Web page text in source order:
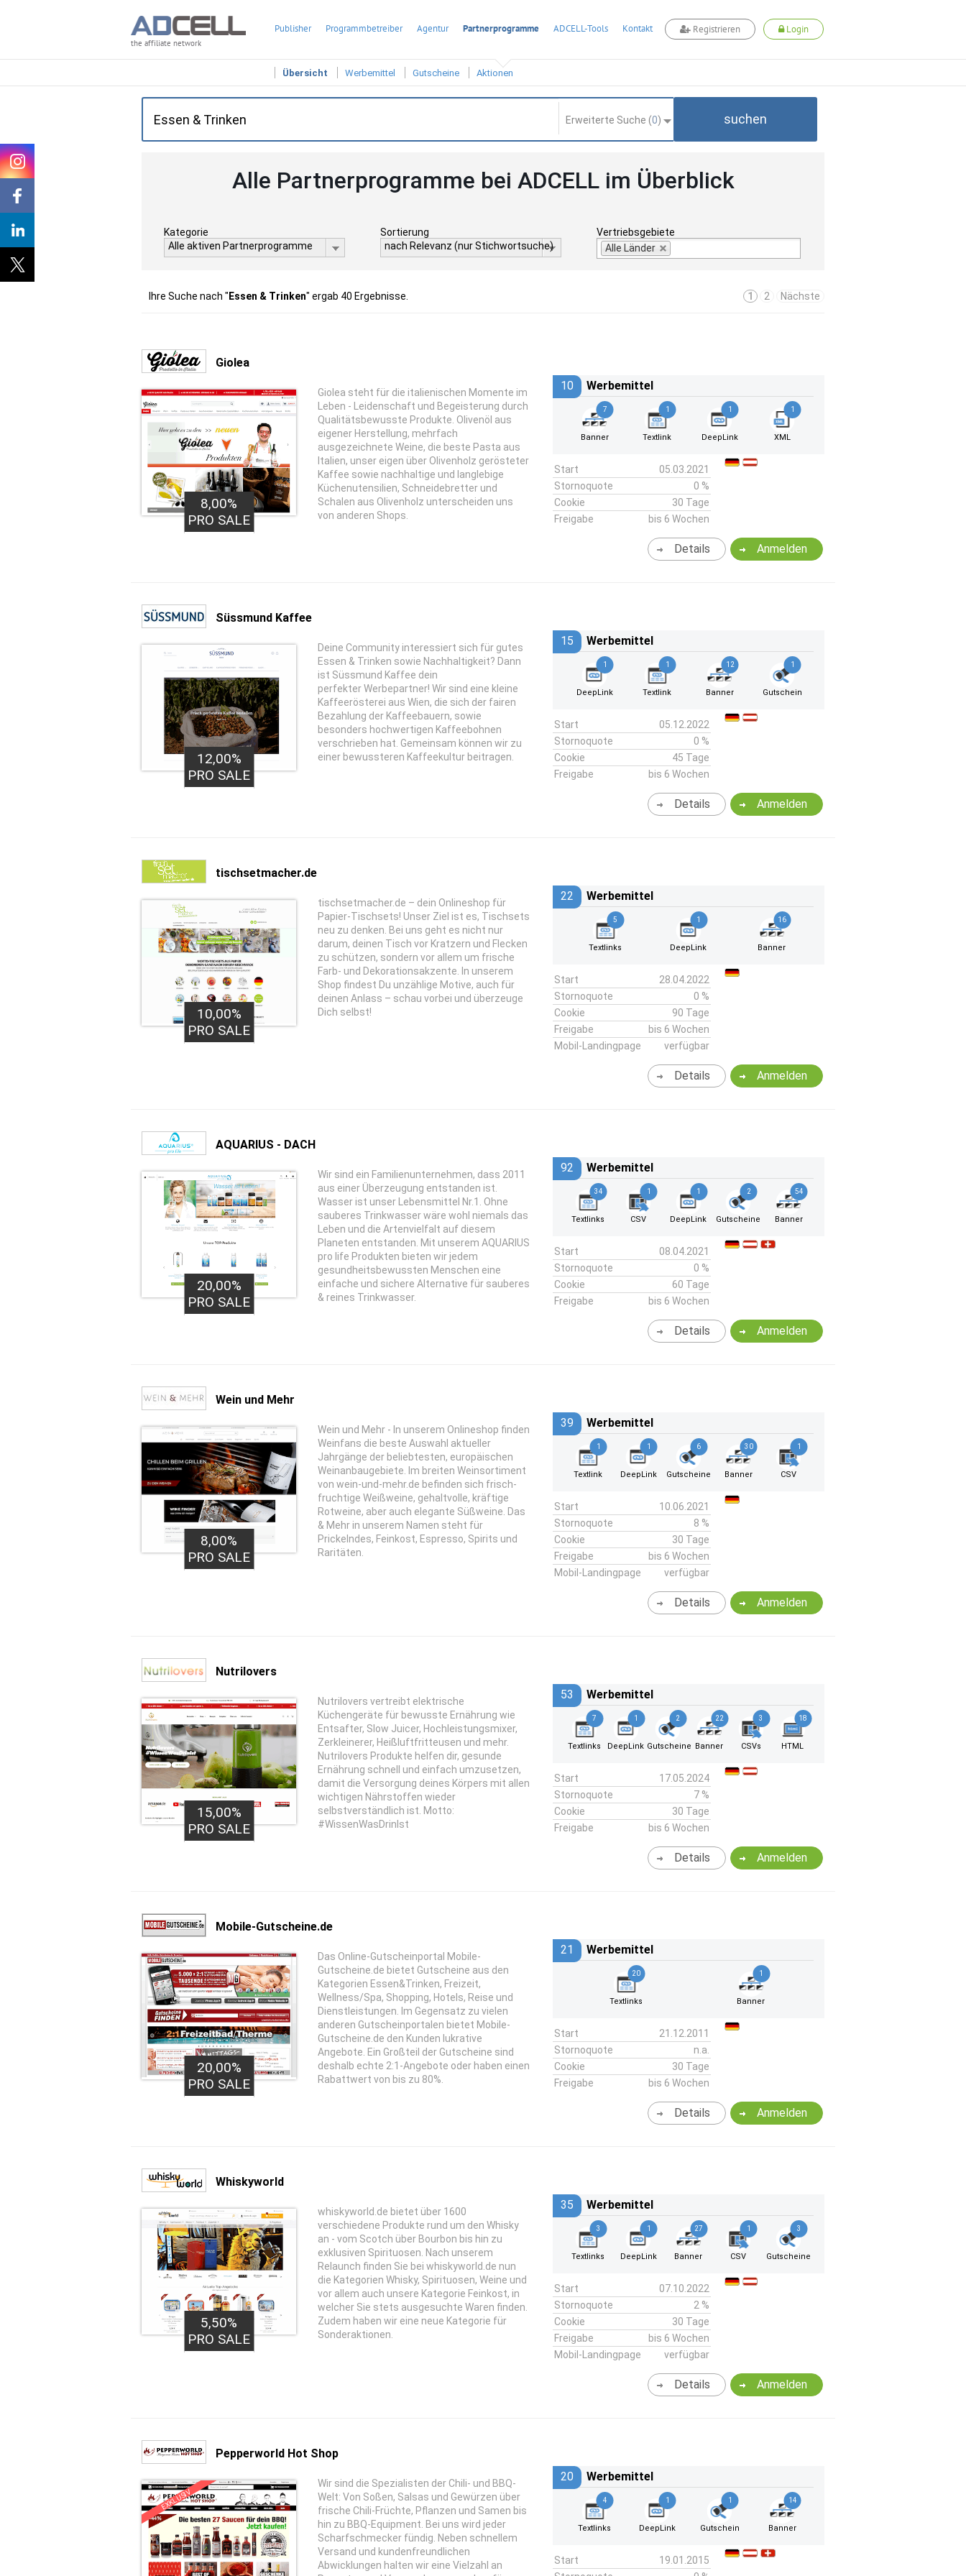
the affiliate network
Publisher Programmbetreiber Agentur Partnerprogramme ADCELL-Tools Kontakt Registrieren Login
Übersicht Werbemittel Gutscheine Aktionen
Erweiterte Suche (0) suchen
Alle Partnerprogramme bei ADCELL im Überblick
Kategorie
Alle aktiven Partnerprogramme
Sortierung
nach Relevanz (nur Stichwortsuche)
Vertriebsgebiete
Alle Länder
Ihre Suche nach " Essen & Trinken" ergab 40 Ergebnisse. 1 2 Nächste
Giolea
8,00%
PRO SALE
Giolea steht für die italienischen Momente im
Leben - Leidenschaft und Begeisterung durch
Qualitätsbewusste Produkte. Olivenöl aus
eigener Herstellung, mehrfach
ausgezeichnete Weine, die beste Pasta aus
Italien, unser eigen über Olivenholz gerösteter
Kaffee sowie nachhaltige und langlebige
Küchenutensilien, Schneidebretter und
Schalen aus Olivenholz unterscheiden uns
von anderen Shops.
10 Werbemittel
7
Banner
1
Textlink
1
DeepLink
1
XML
Start
05.03.2021
Stornoquote
0 %
Cookie
30 Tage
Freigabe
bis 6 Wochen
Anmelden
Details
Süssmund Kaffee
12,00%
PRO SALE
Deine Community interessiert sich für gutes
Essen & Trinken sowie Nachhaltigkeit? Dann
ist Süssmund Kaffee dein
perfekter Werbepartner! Wir sind eine kleine
Kaffeerösterei aus Wien, die sich der fairen
Bezahlung der Kaffeebauern, sowie
besonders hochwertigen Kaffeebohnen
verschrieben hat. Gemeinsam können wir zu
einer bewussteren Kaffeekultur beitragen.
15 Werbemittel
1
DeepLink
1
Textlink
12
Banner
1
Gutschein
Start
05.12.2022
Stornoquote
0 %
Cookie
45 Tage
Freigabe
bis 6 Wochen
Anmelden
Details
tischsetmacher.de
10,00%
PRO SALE
tischsetmacher.de – dein Onlineshop für
Papier-Tischsets! Unser Ziel ist es, Tischsets
neu zu denken. Bei uns geht es nicht nur
darum, deinen Tisch vor Kratzern und Flecken
zu schützen, sondern vor allem um frische
Farb- und Dekorationsakzente. In unserem
Shop findest Du unzählige Motive, auch für
deinen Anlass – schau vorbei und überzeuge
Dich selbst!
22 Werbemittel
5
Textlinks
1
DeepLink
16
Banner
Start
28.04.2022
Stornoquote
0 %
Cookie
90 Tage
Freigabe
bis 6 Wochen
Mobil-Landingpage
verfügbar
Anmelden
Details
AQUARIUS - DACH
20,00%
PRO SALE
Wir sind ein Familienunternehmen, dass 2011
aus einer Überzeugung entstanden ist.
Wasser ist unser Lebensmittel Nr.1. Ohne
sauberes Trinkwasser wäre wohl niemals das
Leben und die Artenvielfalt auf diesem
Planeten entstanden. Mit unserem AQUARIUS
pro life Produkten bieten wir jedem
gesundheitsbewussten Menschen eine
einfache und sichere Alternative für sauberes
& reines Trinkwasser.
92 Werbemittel
34
Textlinks
1
CSV
1
DeepLink
2
Gutscheine
54
Banner
Start
08.04.2021
Stornoquote
0 %
Cookie
60 Tage
Freigabe
bis 6 Wochen
Anmelden
Details
Wein und Mehr
8,00%
PRO SALE
Wein und Mehr - In unserem Onlineshop finden
Weinfans die beste Auswahl aktueller
Jahrgänge der beliebtesten, europäischen
Weinanbaugebiete. Im breiten Weinsortiment
von wein-und-mehr.de befinden sich frisch-
fruchtige Weißweine, gehaltvolle, kräftige
Rotweine, aber auch elegante Süßweine. Das
& Mehr in unserem Namen steht für
Prickelndes, Feinkost, Espresso, Spirits und
Raritäten.
39 Werbemittel
1
Textlink
1
DeepLink
6
Gutscheine
30
Banner
1
CSV
Start
10.06.2021
Stornoquote
8 %
Cookie
30 Tage
Freigabe
bis 6 Wochen
Mobil-Landingpage
verfügbar
Anmelden
Details
Nutrilovers
15,00%
PRO SALE
Nutrilovers vertreibt elektrische
Küchengeräte für bewusste Ernährung wie
Entsafter, Slow Juicer, Hochleistungsmixer,
Zerkleinerer, Heißluftfritteusen und mehr.
Nutrilovers Produkte helfen dir, gesunde
Ernährung schnell und einfach umzusetzen,
damit die Versorgung deines Körpers mit allen
wichtigen Nährstoffen wieder
selbstverständlich ist. Motto:
#WissenWasDrinIst
53 Werbemittel
7
Textlinks
1
DeepLink
2
Gutscheine
22
Banner
3
CSVs
18
HTML
Start
17.05.2024
Stornoquote
7 %
Cookie
30 Tage
Freigabe
bis 6 Wochen
Anmelden
Details
Mobile-Gutscheine.de
20,00%
PRO SALE
Das Online-Gutscheinportal Mobile-
Gutscheine.de bietet Gutscheine aus den
Kategorien Essen&Trinken, Freizeit,
Wellness/Spa, Shopping, Hotels, Reise und
Dienstleistungen. Im Gegensatz zu vielen
anderen Gutscheinportalen bietet Mobile-
Gutscheine.de den Kunden lukrative
Angebote. Ein Großteil der Gutscheine sind
deshalb echte 2:1-Angebote oder haben einen
Rabattwert von bis zu 80%.
21 Werbemittel
20
Textlinks
1
Banner
Start
21.12.2011
Stornoquote
n.a.
Cookie
30 Tage
Freigabe
bis 6 Wochen
Anmelden
Details
Whiskyworld
5,50%
PRO SALE
whiskyworld.de bietet über 1600
verschiedene Produkte rund um den Whisky
an - vom Scotch über Bourbon bis hin zu
exklusiven Spirituosen. Nach unserem
Relaunch finden Sie bei whiskyworld.de nun
die Kategorien Whisky, Spirituosen, Weine und
vor allem auch unsere Kategorie Feinkost, in
welcher Sie stets ausgesuchte Waren finden.
Zudem haben wir eine neue Kategorie für
Sonderaktionen.
35 Werbemittel
3
Textlinks
1
DeepLink
27
Banner
1
CSV
3
Gutscheine
Start
07.10.2022
Stornoquote
2 %
Cookie
30 Tage
Freigabe
bis 6 Wochen
Mobil-Landingpage
verfügbar
Anmelden
Details
Pepperworld Hot Shop
EXKLUSIV
Wir sind die Spezialisten der Chili- und BBQ-
Welt: Von Soßen, Salsas und Gewürzen über
frische Chili-Früchte, Pflanzen und Samen bis
hin zu BBQ-Equipment. Bei uns wird jeder
Scharfschmecker fündig. Neben schnellem
Versand und kundenfreundlichen
Abwicklungen halten wir eine Vielzahl an
20 Werbemittel
4
Textlinks
1
DeepLink
1
Gutschein
14
Banner
Start
19.01.2015